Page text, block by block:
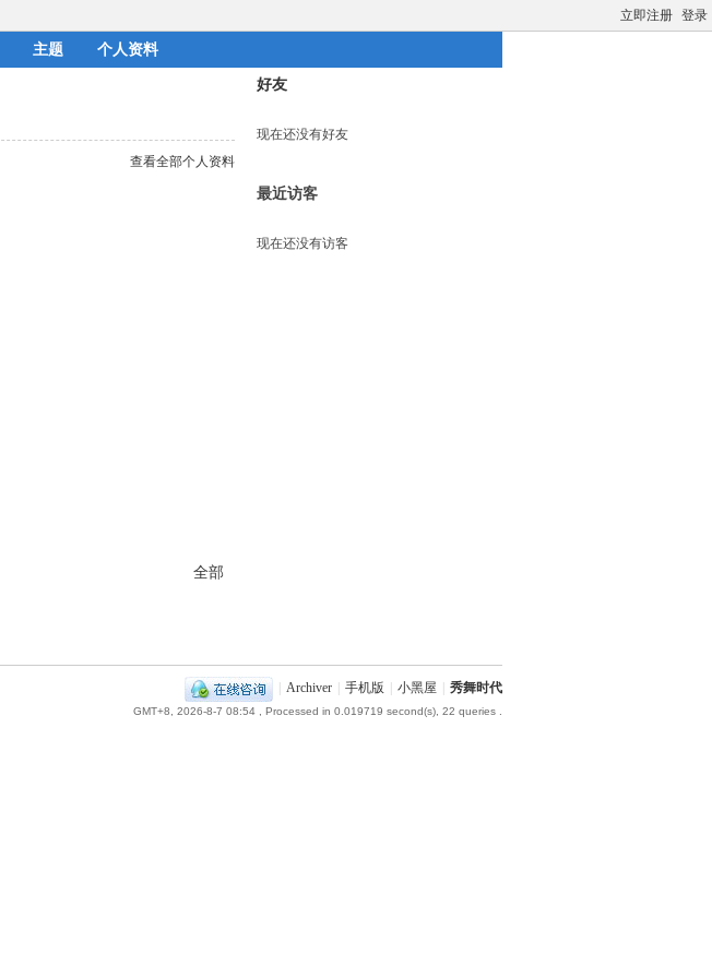
立即注册 登录
主题 个人资料
查看全部个人资料
全部
好友
现在还没有好友
最近访客
现在还没有访客
Archiver 手机版 小黑屋 秀舞时代
GMT+8, 2026-8-7 08:54 , Processed in 0.019719 second(s), 22 queries .